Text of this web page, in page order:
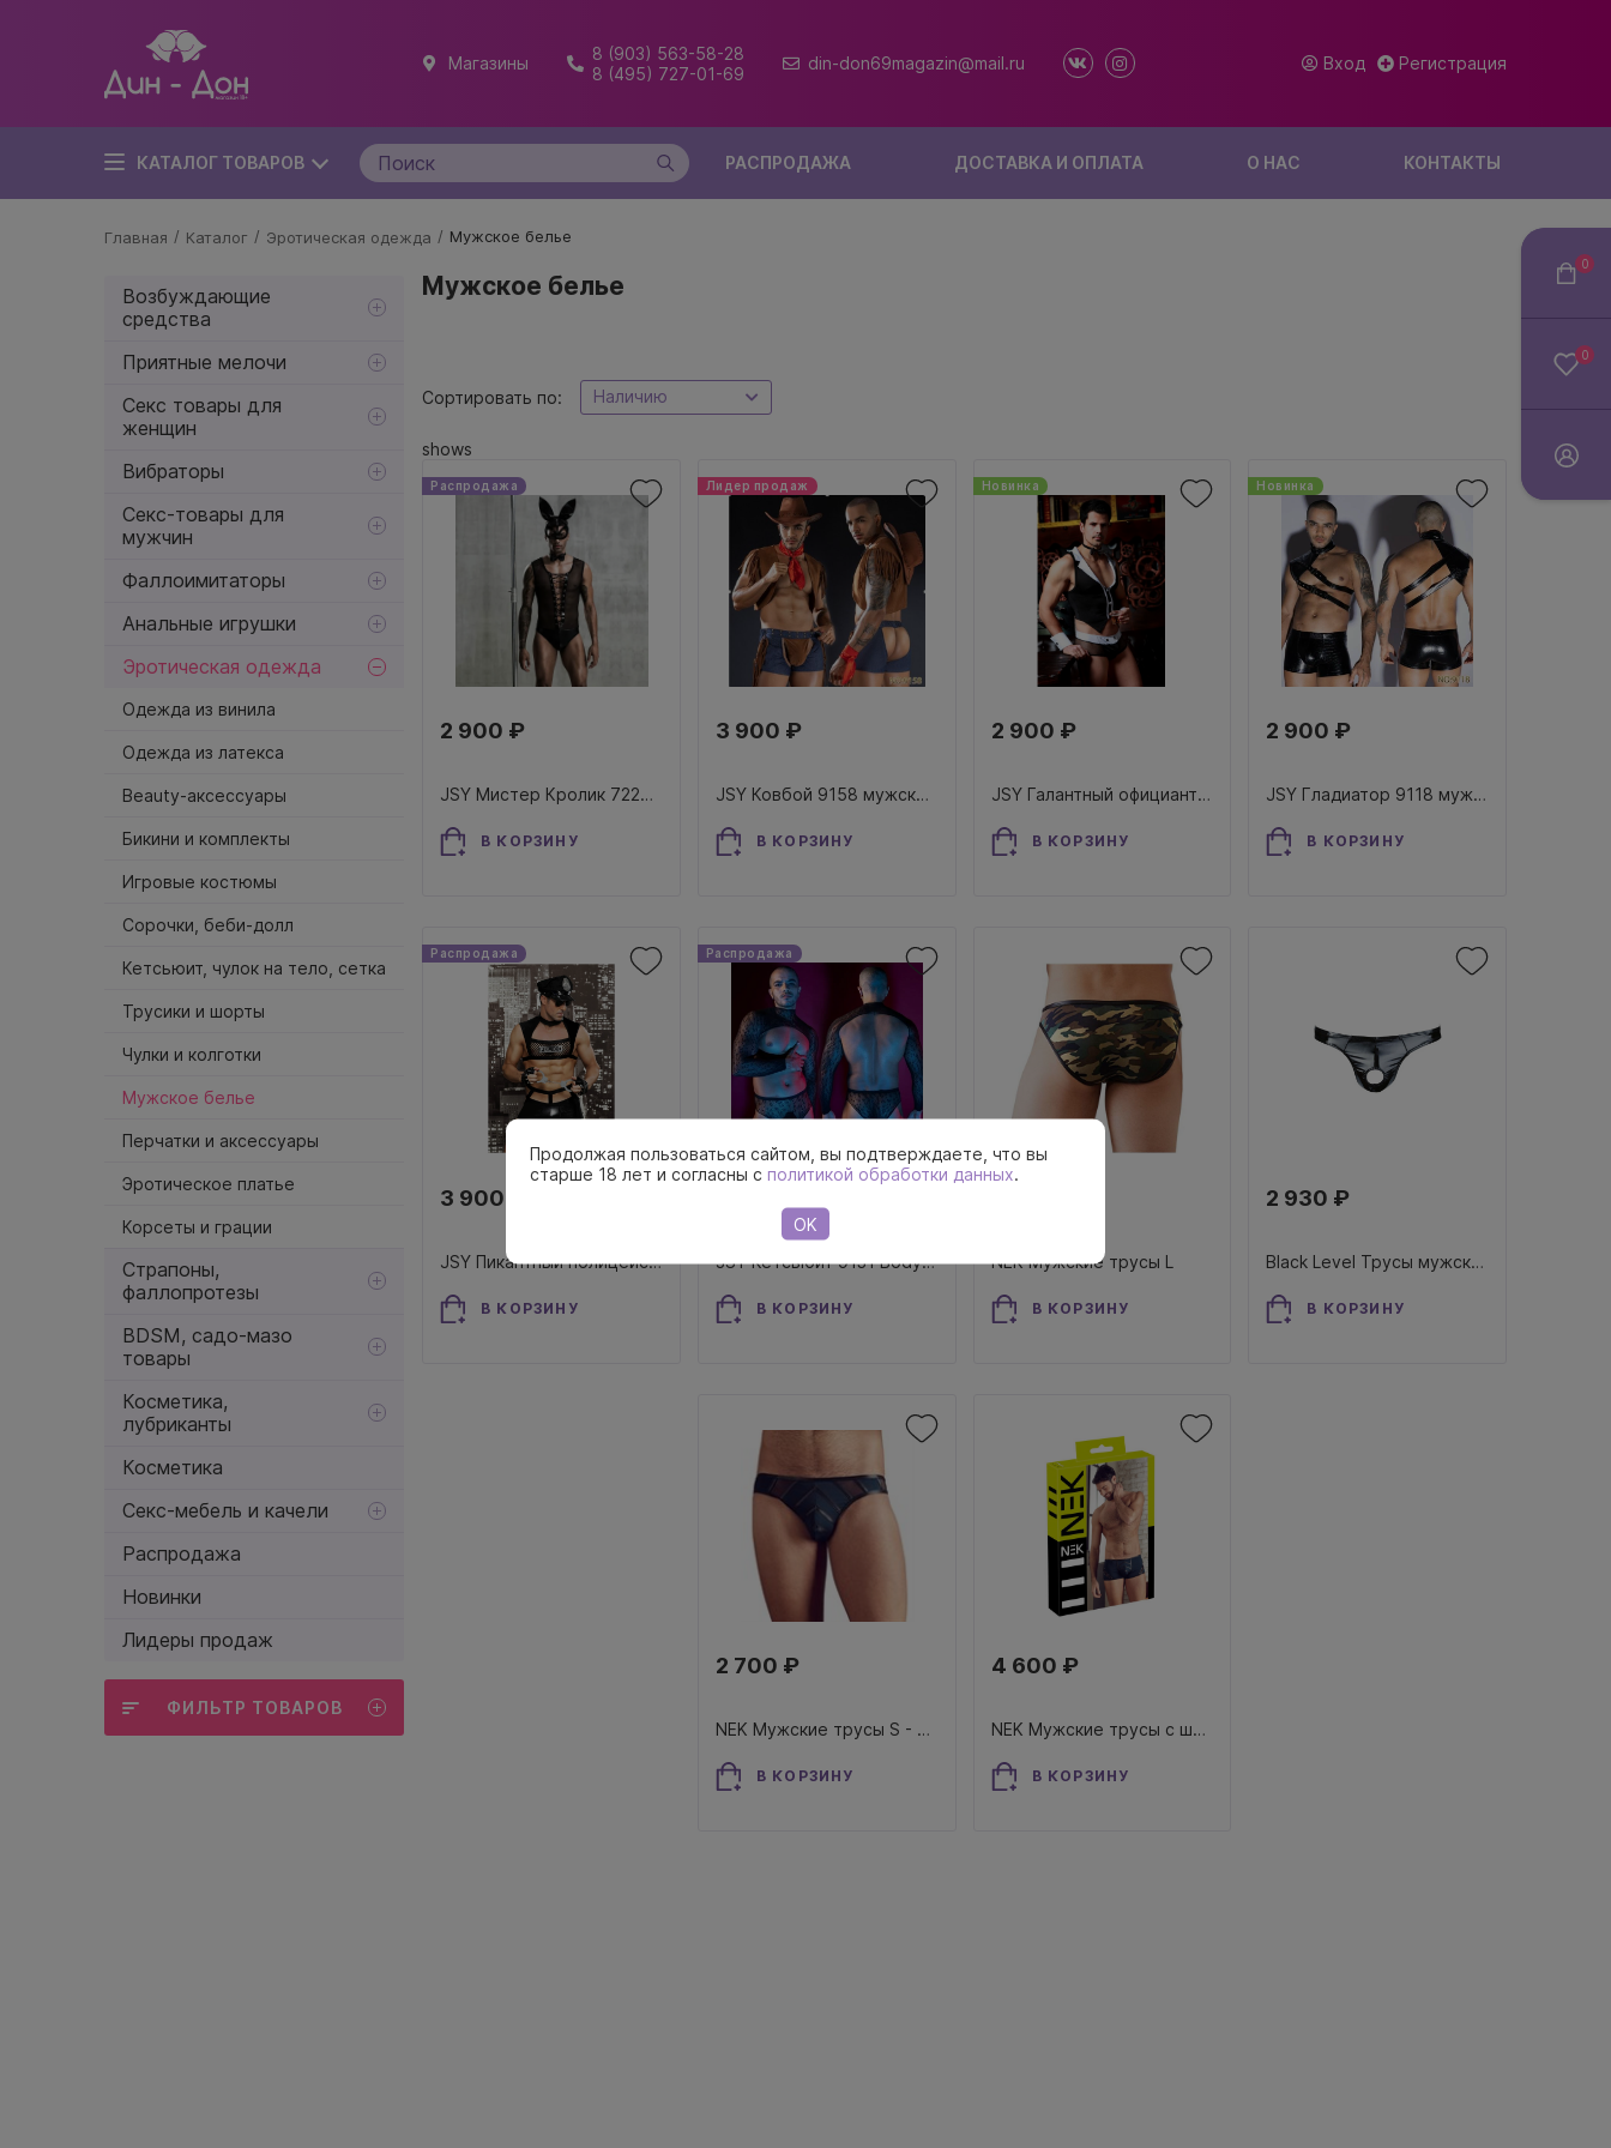
Магазины
8 (903) 563-58-28
8 (495) 727-01-69
din-don69magazin@mail.ru Вход Регистрация
КАТАЛОГ ТОВАРОВ РАСПРОДАЖА ДОСТАВКА И ОПЛАТА О НАС КОНТАКТЫ
Главная / Каталог / Эротическая одежда / Мужское белье
Возбуждающие
средства
Приятные мелочи
Секс товары для
женщин
Вибраторы
Секс-товары для
мужчин
Фаллоимитаторы
Анальные игрушки
Эротическая одежда
Одежда из винила
Одежда из латекса
Beauty-аксессуары
Бикини и комплекты
Игровые костюмы
Сорочки, беби-долл
Кетсьюит, чулок на тело, сетка
Трусики и шорты
Чулки и колготки
Мужское белье
Перчатки и аксессуары
Эротическое платье
Корсеты и грации
Страпоны,
фаллопротезы
BDSM, садо-мазо
товары
Косметика,
лубриканты
Косметика
Секс-мебель и качели
Распродажа
Новинки
Лидеры продаж
ФИЛЬТР ТОВАРОВ
Мужское белье
Сортировать по: Наличию
shows
Распродажа
2 900 ₽
JSY Мистер Кролик 7220 Playboy Rabbit Man мужской ролевой костюм зайчика эротический
В КОРЗИНУ
Лидер продаж
3 900 ₽
JSY Ковбой 9158 мужской ролевой костюм эротический с открытыми ягодицами
В КОРЗИНУ
Новинка
2 900 ₽
JSY Галантный официант 9823 мужской ролевой костюм эротический
В КОРЗИНУ
Новинка
2 900 ₽
JSY Гладиатор 9118 мужской ролевой костюм эротический
В КОРЗИНУ
Распродажа
3 900 ₽
JSY Пикантный полицейский 6603 S/M мужской ролевой костюм эротический с открытыми ягодицами
В КОРЗИНУ
Распродажа
JSY Кетсьюит 9131 Bodystocking для мужчин ролевой костюм эротический с открытыми ягодицами
В КОРЗИНУ
NEK Мужские трусы L
В КОРЗИНУ
2 930 ₽
Black Level Трусы мужские лаковые XL
В КОРЗИНУ
2 700 ₽
NEK Мужские трусы S - трусы-слипы с контрастными полосками
В КОРЗИНУ
4 600 ₽
NEK Мужские трусы с шнуровкой M
В КОРЗИНУ
0
0
Продолжая пользоваться сайтом, вы подтверждаете, что вы
старше 18 лет и согласны с политикой обработки данных.
OK